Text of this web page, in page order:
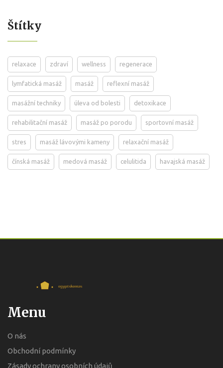
Štítky
relaxace zdraví wellness regenerace
lymfatická masáž masáž reflexní masáž
masážní techniky úleva od bolesti detoxikace
rehabilitační masáž masáž po porodu sportovní masáž
stres masáž lávovými kameny relaxační masáž
čínská masáž medová masáž celulitida havajská masáž
Menu
O nás
Obchodní podmínky
Zásady ochrany osobních údajů